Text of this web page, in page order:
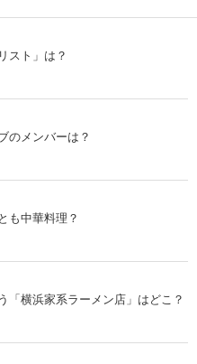
スト」は？
のメンバーは？
も中華料理？
「横浜家系ラーメン店」はどこ？